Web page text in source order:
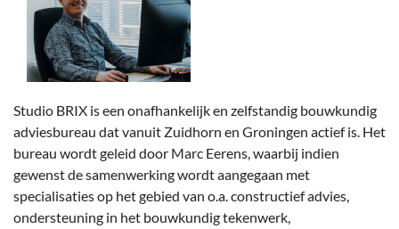
Studio BRIX is een onafhankelijk en zelfstandig bouwkundig
adviesbureau dat vanuit Zuidhorn en Groningen actief is. Het
bureau wordt geleid door Marc Eerens, waarbij indien
gewenst de samenwerking wordt aangegaan met
specialisaties op het gebied van o.a. constructief advies,
ondersteuning in het bouwkundig tekenwerk,